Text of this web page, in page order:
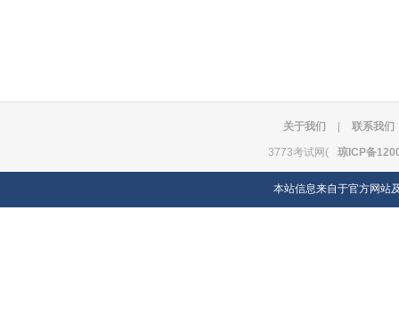
关于我们 联系我们
3773考试网( 琼ICP备
本站信息来自于官方网站